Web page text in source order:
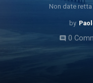
Non date retta
comment0